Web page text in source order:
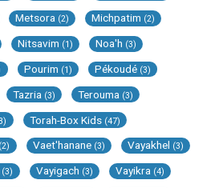
Metsora (2) Michpatim (2)
Nitsavim (1) Noa'h (3)
Pourim (1) Pékoudé (3)
Tazria (3) Terouma (3)
Torah-Box Kids (47)
(2) Vaet'hanane (3) Vayakhel (3)
(3) Vayigach (3) Vayikra (4)